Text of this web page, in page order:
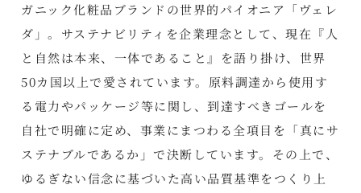
ガニック化粧品ブランドの世界的パイオニア「ヴェレ
ダ」。サステナビリティを企業理念として、現在『人
と自然は本来、一体であること』を語り掛け、世界
50カ国以上で愛されています。原料調達から使用す
る電力やパッケージ等に関し、到達すべきゴールを
自社で明確に定め、事業にまつわる全項目を「真にサ
ステナブルであるか」で決断しています。その上で、
ゆるぎない信念に基づいた高い品質基準をつくり上